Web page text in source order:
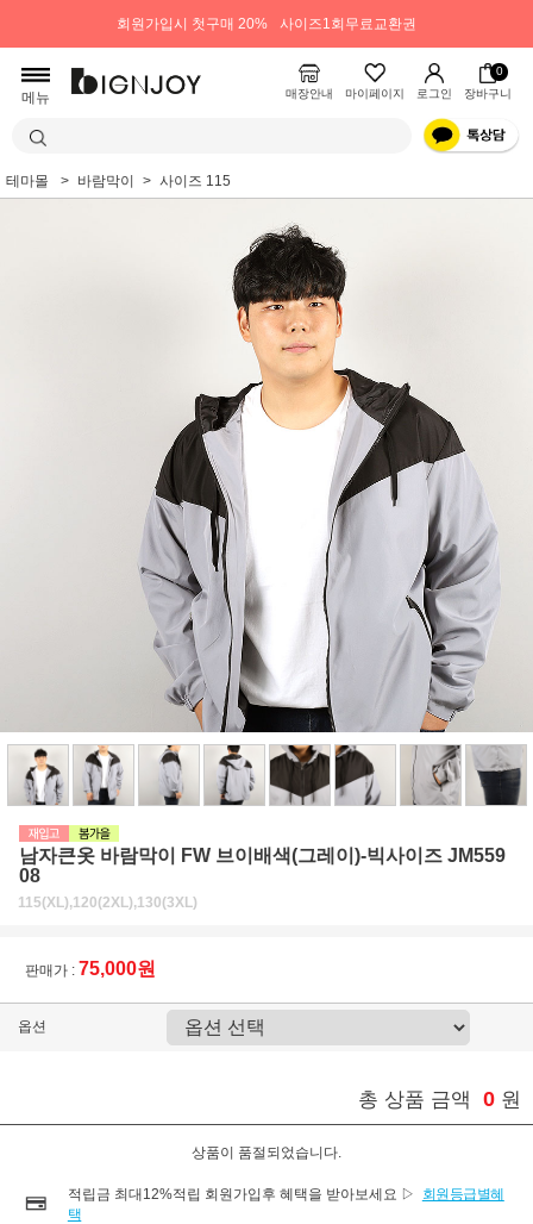
회원가입시 첫구매 20% 사이즈1회무료교환권
메뉴 매장안내 마이페이지 로그인
0
장바구니
테마몰 바람막이 사이즈 115
남자큰옷 바람막이 FW 브이배색(그레이)-빅사이즈 JM559
08
115(XL),120(2XL),130(3XL)
판매가 : 75,000원
옵션
총 상품 금액 0 원
상품이 품절되었습니다.
적립금 최대12%적립 회원가입후 혜택을 받아보세요 ▷
회원등급별혜
택